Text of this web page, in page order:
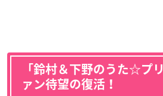
「鈴村＆下野のうた☆プ
ァン待望の復活！